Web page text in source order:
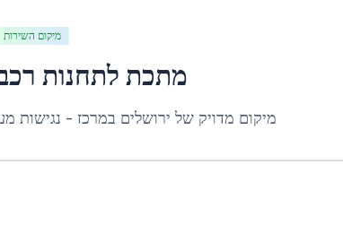
מיקום השירות
מתכת לתחנות
מיקום מדויק של ירושלים במרכז - נגישות